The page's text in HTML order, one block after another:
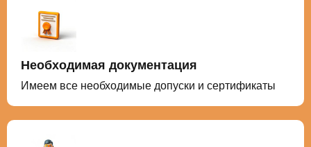
Необходимая документация
Имеем все необходимые допуски и сертификаты